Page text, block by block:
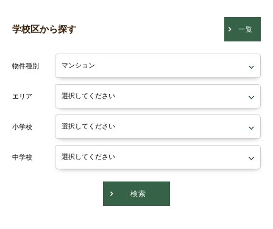
学校区から探す 一覧
物件種別
エリア
小学校
中学校
検索